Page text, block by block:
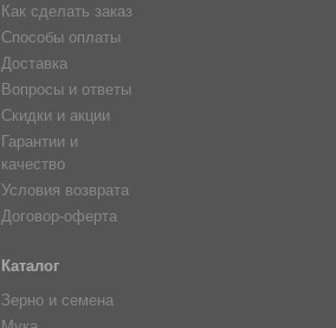
Как сделать заказ
Способы оплаты
Доставка
Вопросы и ответы
Скидки и акции
Гарантии и
качество
Условия возврата
Договор-оферта
Каталог
Зерно и семена